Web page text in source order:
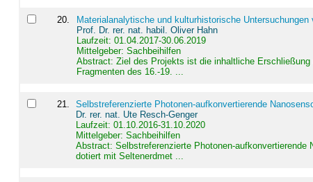
20
Materialanalytische und kulturhistorische
Prof. Dr. rer. nat. habil. Oliver Hahn
Laufzeit: 01.04.2017-30.06.2019
Mittelgeber: Sachbeihilfen
Abstract: Ziel des Projekts ist die inhaltliche
Fragmenten des 16.-19. ...
21.
Selbstreferenzierte Photonen-aufkonvertierende
Dr. rer. nat. Ute Resch-Genger
Laufzeit: 01.10.2016-31.10.2020
Mittelgeber: Sachbeihilfen
Abstract:Selbstreferenzierte Photonen-aufkonvertierende
dotiert mit Seltenerdmet ...